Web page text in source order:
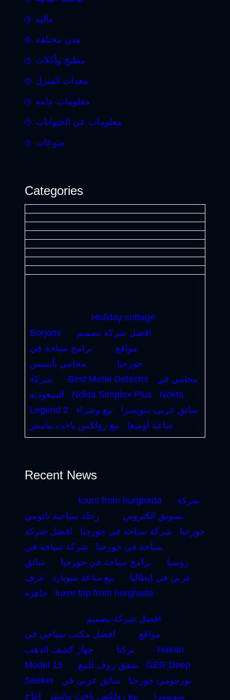
مالية
مدن مختلفة
مطبخ وأكلات
معدات المنزل
معلومات عامة
معلومات عن الحيوانات
منوعات
Categories
Holiday cottage
Borjomi
افضل شركة تصميم
مواقع
برامج سياحة في
جورجيا
محامي تأسيس
شركة
Best Metal Detector
محامي في
السعودية
Nokta Simplex Plus
Nokta
Legend 2
سائق عربى سويسرا
بيع وشراء
ساعة أوميغا
بيع رولكس ياخت ماستر
Recent News
tours from hurghada
شركة
تسويق الكتروني
رحلة سياحية باتومي
جورجيا
شركة سياحة في جورجيا
افضل شركة
سياحة في جورجيا
شركة سياحة في
روسيا
برامج سياحة في جورجيا
سائق
عربي في إيطاليا
بيع ساعة شوبارد
غرف
جاهزة
luxor trip from hurghada
افضل شركة تصميم
مواقع
افضل مكتب سياحي في
تركيا
جهاز كشف الذهب
Hakan
Model 15
شقق روف للبيع
GER Deep
Seeker
بورجومي جورجيا
سائق عربي في
سويسرا
بيع رولكس ياخت ماستر إنتاج